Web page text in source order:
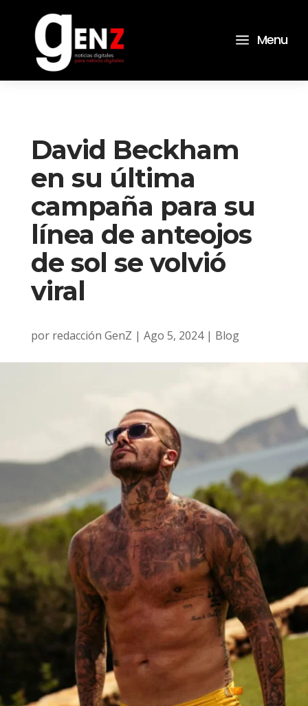
a Menu
David Beckham
en su última
campaña para su
línea de anteojos
de sol se volvió
viral
por redacción GenZ | Ago 5, 2024| Blog